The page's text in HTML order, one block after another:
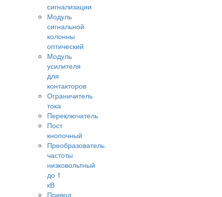
сигнализации
Модуль
сигнальной
колонны
оптический
Модуль
усилителя
для
контакторов
Ограничитель
тока
Переключатель
Пост
кнопочный
Преобразователь
частоты
низковольтный
до 1
кВ
Привод